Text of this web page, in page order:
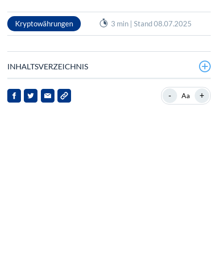
Kryptowährungen 3 min | Stand 08.07.2025
INHALTSVERZEICHNIS
Aktuelle Marktposition von Cardano
- Aa +